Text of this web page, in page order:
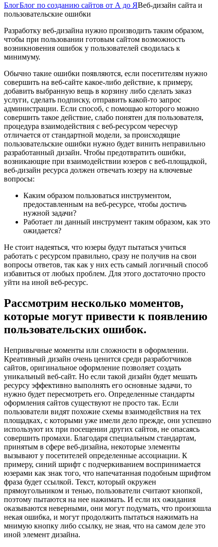
БлогБлог по созданию сайтов от А до ЯВеб-дизайн сайта и
пользовательские ошибки
Разработку веб-дизайна нужно производить таким образом,
чтобы при пользовании готовым сайтом возможность
возникновения ошибок у пользователей сводилась к
минимуму.
Обычно такие ошибки появляются, если посетителям нужно
совершить на веб-сайте какое-либо действие, к примеру,
добавить выбранную вещь в корзину либо сделать заказ
услуги, сделать подписку, отправить какой-то запрос
администрации. Если способ, с помощью которого можно
совершить такое действие, слабо понятен для пользователя,
процедура взаимодействия с веб-ресурсом чересчур
отличается от стандартной модели, за происходящие
пользовательские ошибки нужно будет винить неправильно
разработанный дизайн. Чтобы предотвратить ошибки,
возникающие при взаимодействии юзеров с веб-площадкой,
веб-дизайн ресурса должен отвечать юзеру на ключевые
вопросы:
Каким образом пользоваться инструментом,
предоставленным на веб-ресурсе, чтобы достичь
нужной задачи?
Работает ли данный инструмент таким образом, как это
ожидается?
Не стоит надеяться, что юзеры будут пытаться учиться
работать с ресурсом правильно, сразу не получив на свои
вопросы ответов, так как у них есть самый логичный способ
избавиться от любых проблем. Для этого достаточно просто
уйти на иной веб-ресурс.
Рассмотрим несколько моментов,
которые могут привести к появлению
пользовательских ошибок.
Непривычные моменты или сложности в оформлении.
Креативный дизайн очень ценится среди разработчиков
сайтов, оригинальное оформление позволяет создать
уникальный веб-сайт. Но если такой дизайн будет мешать
ресурсу эффективно выполнять его основные задачи, то
нужно будет пересмотреть его. Определенные стандарты
оформления сайтов существуют не просто так. Если
пользователи видят похожие схемы взаимодействия на тех
площадках, с которыми уже имели дело прежде, они успешно
используют их при посещении других сайтов, не опасаясь
совершить промахи. Благодаря специальным стандартам,
принятым в сфере веб-дизайна, некоторые элементы
вызывают у посетителей определенные ассоциации. К
примеру, синий шрифт с подчеркиванием воспринимается
юзерами как знак того, что напечатанная подобным шрифтом
фраза будет ссылкой. Текст, который окружен
прямоугольником и тенью, пользователи считают кнопкой,
поэтому пытаются на нее нажимать. И если их ожидания
оказываются неверными, они могут подумать, что произошла
некая ошибка, и могут продолжить пытаться нажимать на
мнимую кнопку либо ссылку, не зная, что на самом деле это
иной элемент дизайна.